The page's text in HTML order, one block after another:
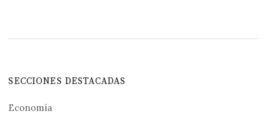
SECCIONES DESTACADAS
Economía